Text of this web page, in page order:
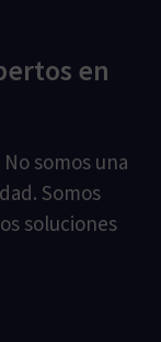
en
somos una
Somos
soluciones